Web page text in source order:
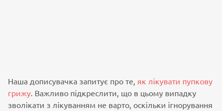
Наша дописувачка запитує про те, як лікувати пупкову
грижу. Важливо підкреслити, що в цьому випадку
зволікати з лікуванням не варто, оскільки ігнорування